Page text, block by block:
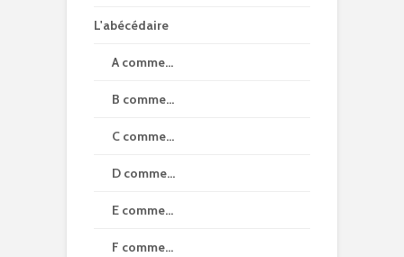
L'abécédaire
A comme…
B comme…
C comme…
D comme…
E comme…
F comme…